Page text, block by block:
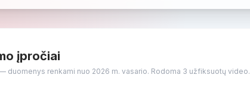
įpročiai
duomenys renkami nuo 2026 m. vasario. Rodoma 3 užfiksuotų video.